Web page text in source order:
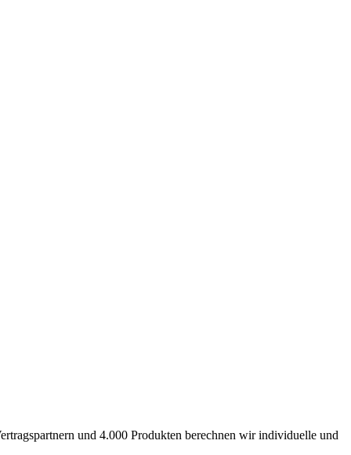
und 4.000 Produkten berechnen wir individuelle und